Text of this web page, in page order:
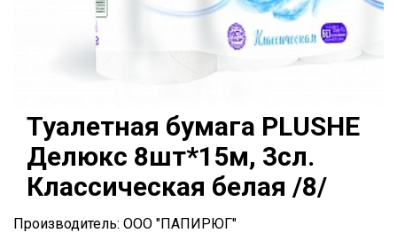
Туалетная бумага PLUSHE
Делюкс 8шт*15м, 3сл.
Классическая белая /8/
Производитель: ООО "ПАПИРЮГ"